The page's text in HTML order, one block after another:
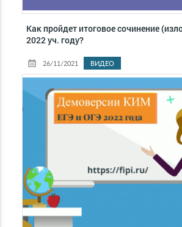
Как пройдет итоговое сочинение
2022 уч. году?
26/11/2021 ВИДЕО